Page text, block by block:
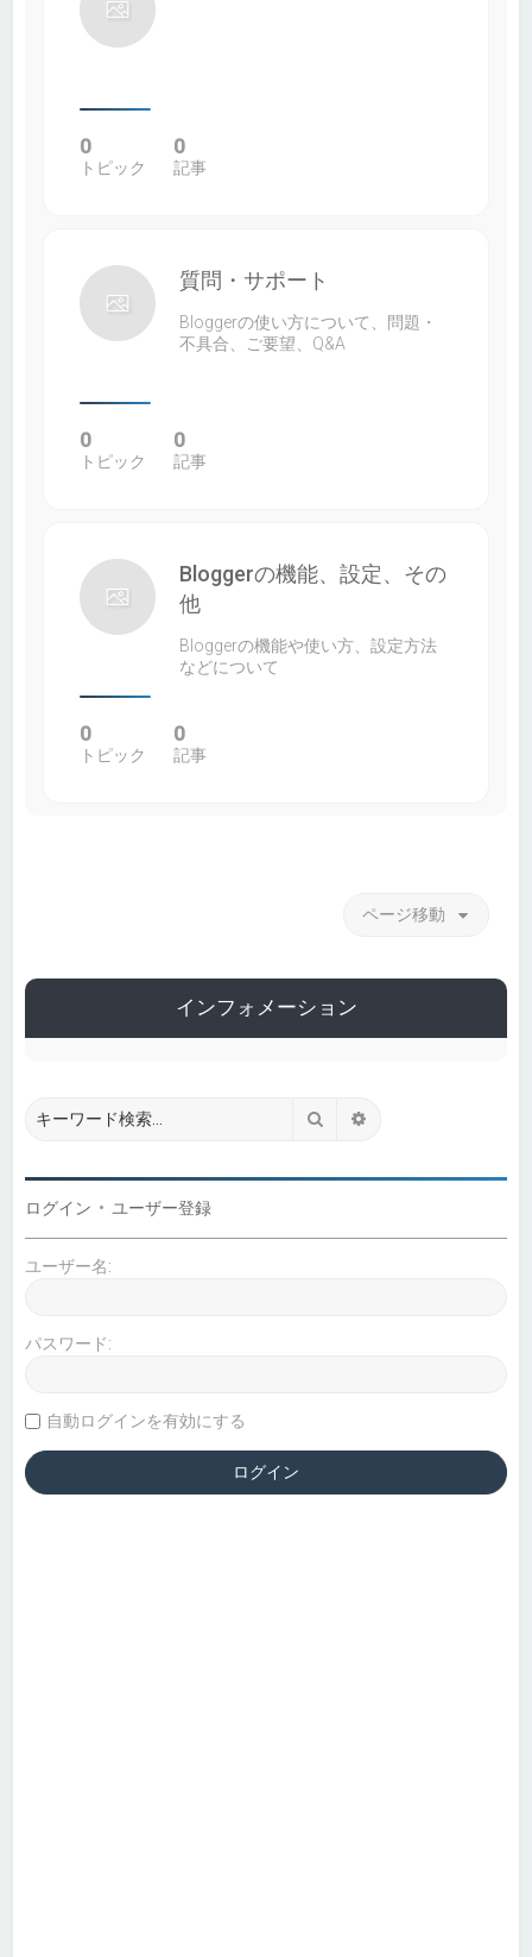
0
トピック
0
記事
質問・サポート
Bloggerの使い方について、問題・
不具合、ご要望、Q&A
0
トピック
0
記事
Bloggerの機能、設定、その
他
Bloggerの機能や使い方、設定方法
などについて
0
トピック
0
記事
ページ移動
インフォメーション
検索
ログイン • ユーザー登録
ユーザー名:
パスワード:
自動ログインを有効にする